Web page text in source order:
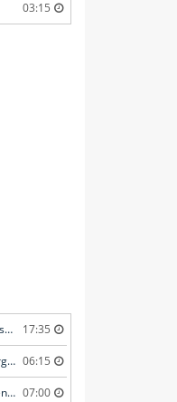
03:15
Automobilist rijdt door na aanrijding met fietster in Amersfoort 17:35
Vlammen slaan hoog op bij brand in afvalberg in Amersfoort 06:15
Frontale botsing leidt tot meerdere gewonden in Bunschoten-Spakenburg 07:00